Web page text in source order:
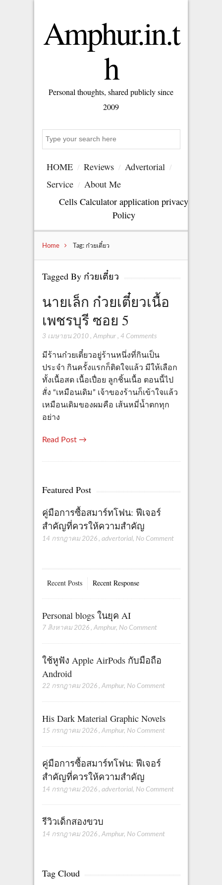
Amphur.in.t
h
Personal thoughts, shared publicly since
2009
HOME Reviews
Advertorial
Service
About Me
Cells Calculator application privacy
Policy
Home Tag: ก๋วยเตี๋ยว
Tagged By ก๋วยเตี๋ยว
นายเล็ก ก๋วยเตี๋ยวเนื้อ
เพชรบุรี ซอย 5
3 เมษายน 2010, Amphur, 4 Comments
มีร้านก๋วยเตี๋ยวอยู่ร้านหนึ่งที่กินเป็น
ประจำ กินครั้งแรกก็ติดใจแล้ว มีให้เลือก
ทั้งเนื้อสด เนื้อเปื่อย ลูกชิ้นเนื้อ ตอนนี้ไป
สั่ง “เหมือนเดิม” เจ้าของร้านก็เข้าใจแล้ว
เหมือนเดิมของผมคือ เส้นหมี่น้ำตกทุก
อย่าง
Read Post →
Featured Post
คู่มือการซื้อสมาร์ทโฟน: ฟีเจอร์
สำคัญที่ควรให้ความสำคัญ
14 กรกฎาคม 2026 , advertorial, No Comment
Recent Posts Recent Response
Personal blogs ในยุค AI
7 สิงหาคม 2026 , Amphur, No Comment
ใช้หูฟัง Apple AirPods กับมือถือ
Android
22 กรกฎาคม 2026 , Amphur, No Comment
His Dark Material Graphic Novels
15 กรกฎาคม 2026 , Amphur, No Comment
คู่มือการซื้อสมาร์ทโฟน: ฟีเจอร์
สำคัญที่ควรให้ความสำคัญ
14 กรกฎาคม 2026 , advertorial, No Comment
รีวิวเด็กสองขวบ
14 กรกฎาคม 2026 , Amphur, No Comment
Tag Cloud